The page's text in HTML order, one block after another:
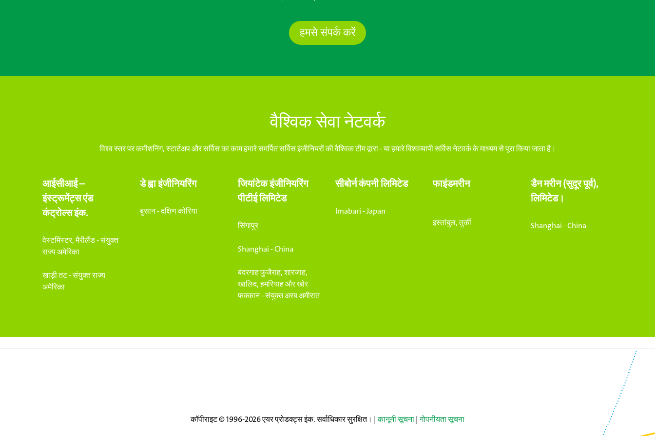
हमसे संपर्क करें
वैश्विक सेवा नेटवर्क
विश्व स्तर पर कमीशनिंग, स्टार्टअप और सर्विस का काम हमारे समर्पित सर्विस इंजीनियरों की वैश्विक टीम द्वारा - या हमारे विश्वव्यापी सर्विस नेटवर्क के माध्यम से पूरा किया जाता है।
आईसीआई –
इंस्ट्रूमेंट्स एंड
कंट्रोल्स इंक.
वेस्टमिंस्टर, मैरीलैंड - संयुक्त
राज्य अमेरिका
खाड़ी तट - संयुक्त राज्य
अमेरिका
डे ह्वा इंजीनियरिंग
बुसान - दक्षिण कोरिया
जियांटेक इंजीनियरिंग
पीटीई लिमिटेड
सिंगापुर
Shanghai - China
बंदरगाह फुजैराह, शारजाह,
खालिद, हमरियाह और खोर
फक्कान - संयुक्त अरब अमीरात
सीबोर्न कंपनी लिमिटेड
Imabari - Japan
फाइंडमरीन
इस्तांबुल, तुर्की
डैन मरीन (सुदूर पूर्व),
लिमिटेड।
Shanghai - China
कॉपीराइट © 1996-2026 एयर प्रोडक्ट्स इंक. सर्वाधिकार सुरक्षित। |कानूनी सूचना|गोपनीयता सूचना